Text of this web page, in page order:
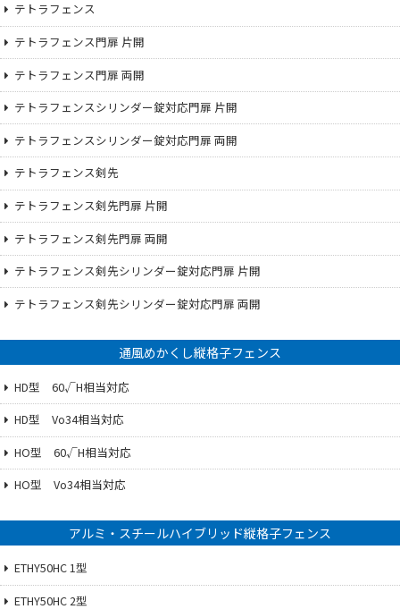
テトラフェンス
テトラフェンス門扉 片開
テトラフェンス門扉 両開
テトラフェンスシリンダー錠対応門扉 片開
テトラフェンスシリンダー錠対応門扉 両開
テトラフェンス剣先
テトラフェンス剣先門扉 片開
テトラフェンス剣先門扉 両開
テトラフェンス剣先シリンダー錠対応門扉 片開
テトラフェンス剣先シリンダー錠対応門扉 両開
通風めかくし縦格子フェンス
HD型 60√H相当対応
HD型 Vo34相当対応
HO型 60√H相当対応
HO型 Vo34相当対応
アルミ・スチールハイブリッド縦格子フェンス
ETHY50HC 1型
ETHY50HC 2型